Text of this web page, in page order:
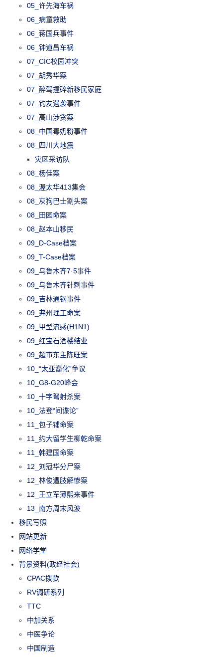
05_许先海车祸
06_病童救助
06_蒋国兵事件
06_钟道昌车祸
07_CIC校园冲突
07_胡秀华案
07_醉驾撞碎新移民家庭
07_钓友遇袭事件
07_高山涉贪案
08_中国毒奶粉事件
08_四川大地震
灾区采访队
08_杨佳案
08_渥太华413集会
08_灰狗巴士割头案
08_田园命案
08_赵本山移民
09_D-Case档案
09_T-Case档案
09_乌鲁木齐7·5事件
09_乌鲁木齐针刺事件
09_吉林通钢事件
09_弗州理工命案
09_甲型流感(H1N1)
09_红宝石酒楼结业
09_超市东主陈旺案
10_“太亚裔化”争议
10_G8-G20峰会
10_十字弩射杀案
10_法登“间谍论”
11_包子铺命案
11_约大留学生柳乾命案
11_韩建国命案
12_刘冠华分尸案
12_林俊遭肢解惨案
12_王立军薄熙来事件
13_南方周末风波
移民写照
网站更新
网络学堂
背景资料(政经社会)
CPAC拨款
RV调研系列
TTC
中加关系
中医争论
中国制造